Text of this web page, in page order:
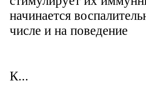
начинается
числе и на поведение
К...